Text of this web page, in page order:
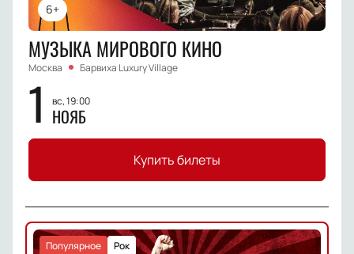
6+
МУЗЫКА МИРОВОГО КИНО
Москва Барвиха Luxury Village
1 вс, 19:00
НОЯБ
Купить билеты
Рок
Популярное